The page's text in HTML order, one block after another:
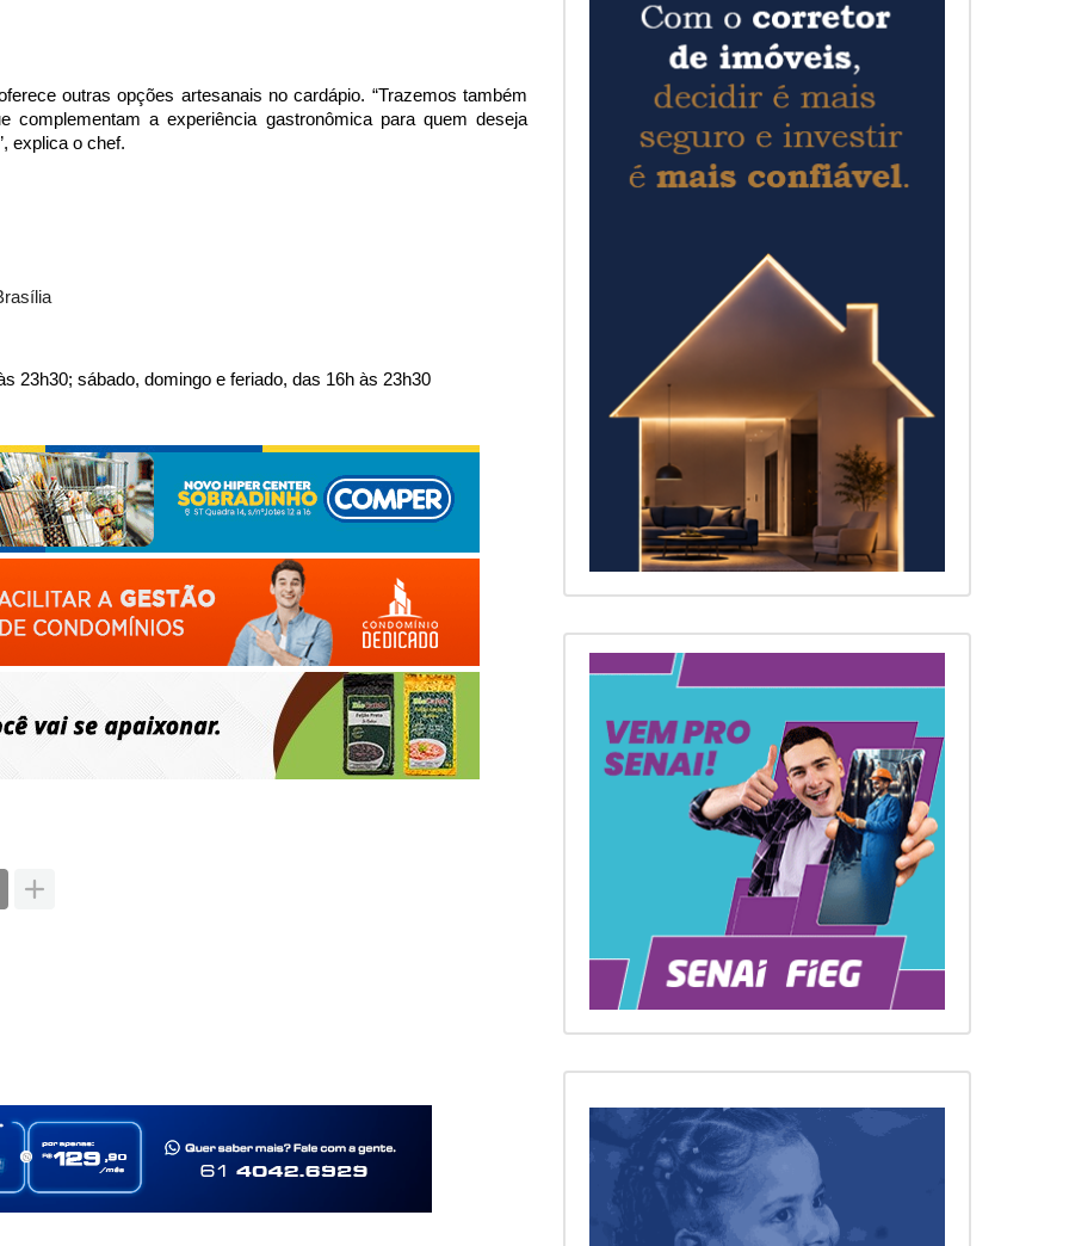
outras opções artesanais no cardápio. “Trazemos também
complementam a experiência gastronômica para quem deseja
explica o chef.
23h30; sábado, domingo e feriado, das 16h às 23h30